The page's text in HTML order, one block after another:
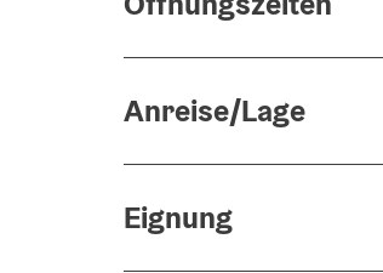
Anreise/Lage
Eignung